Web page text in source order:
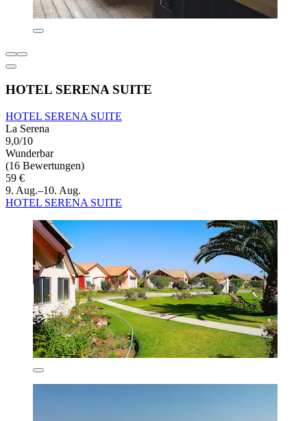
HOTEL SERENA SUITE
HOTEL SERENA SUITE
La Serena
9,0/10
Wunderbar
(16 Bewertungen)
59 €
9. Aug.–10. Aug.
HOTEL SERENA SUITE